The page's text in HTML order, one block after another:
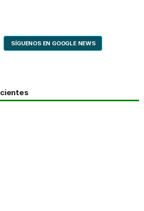
SÍGUENOS EN GOOGLE NEWS